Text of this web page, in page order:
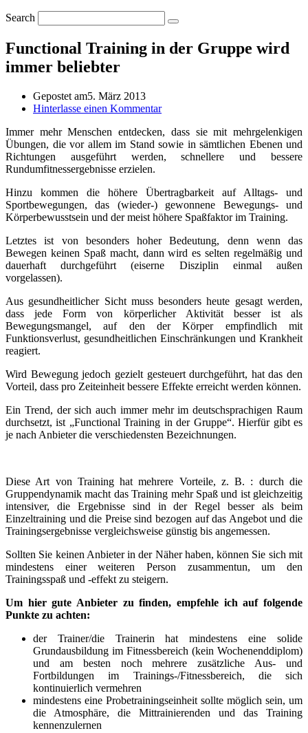
Search
Functional Training in der Gruppe wird
immer beliebter
Gepostet am5. März 2013
Hinterlasse einen Kommentar
Immer mehr Menschen entdecken, dass sie mit mehrgelenkigen
Übungen, die vor allem im Stand sowie in sämtlichen Ebenen und
Richtungen ausgeführt werden, schnellere und bessere
Rundumfitnessergebnisse erzielen.
Hinzu kommen die höhere Übertragbarkeit auf Alltags- und
Sportbewegungen, das (wieder-) gewonnene Bewegungs- und
Körperbewusstsein und der meist höhere Spaßfaktor im Training.
Letztes ist von besonders hoher Bedeutung, denn wenn das
Bewegen keinen Spaß macht, dann wird es selten regelmäßig und
dauerhaft durchgeführt (eiserne Disziplin einmal außen
vorgelassen).
Aus gesundheitlicher Sicht muss besonders heute gesagt werden,
dass jede Form von körperlicher Aktivität besser ist als
Bewegungsmangel, auf den der Körper empfindlich mit
Funktionsverlust, gesundheitlichen Einschränkungen und Krankheit
reagiert.
Wird Bewegung jedoch gezielt gesteuert durchgeführt, hat das den
Vorteil, dass pro Zeiteinheit bessere Effekte erreicht werden können.
Ein Trend, der sich auch immer mehr im deutschsprachigen Raum
durchsetzt, ist „Functional Training in der Gruppe“. Hierfür gibt es
je nach Anbieter die verschiedensten Bezeichnungen.
Diese Art von Training hat mehrere Vorteile, z. B. : durch die
Gruppendynamik macht das Training mehr Spaß und ist gleichzeitig
intensiver, die Ergebnisse sind in der Regel besser als beim
Einzeltraining und die Preise sind bezogen auf das Angebot und die
Trainingsergebnisse vergleichsweise günstig bis angemessen.
Sollten Sie keinen Anbieter in der Näher haben, können Sie sich mit
mindestens einer weiteren Person zusammentun, um den
Trainingsspaß und -effekt zu steigern.
Um hier gute Anbieter zu finden, empfehle ich auf folgende
Punkte zu achten:
der Trainer/die Trainerin hat mindestens eine solide
Grundausbildung im Fitnessbereich (kein Wochenenddiplom)
und am besten noch mehrere zusätzliche Aus- und
Fortbildungen im Trainings-/Fitnessbereich, die sich
kontinuierlich vermehren
mindestens eine Probetrainingseinheit sollte möglich sein, um
die Atmosphäre, die Mittrainierenden und das Training
kennenzulernen